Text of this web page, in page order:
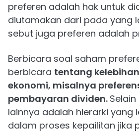
preferen adalah hak untuk
diutamakan dari pada yang
sebut juga preferen adalah
Berbicara soal saham
berbicara tentang
ekonomi, misalnya
pembayaran dividen.
lainnya adalah hierarki yang
dalam proses kepailitan jika